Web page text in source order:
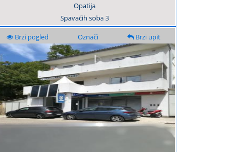
Opatija
Spavaćih soba3
Brzi pogled Označi Brzi upit